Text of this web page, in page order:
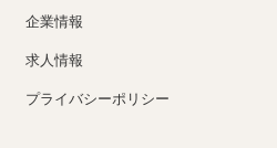
企業情報
求人情報
プライバシーポリシー